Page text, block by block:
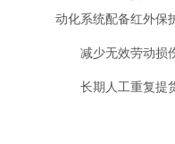
动化系统配备红外保
减少无效劳动损
长期人工重复提